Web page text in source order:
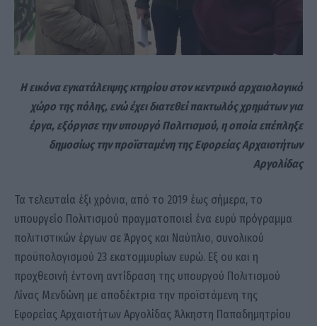
Η εικόνα εγκατάλειψης κτηρίου στον κεντρικό αρχαιολογικό
χώρο της πόλης, ενώ έχει διατεθεί πακτωλός χρημάτων για
έργα, εξόργισε την υπουργό Πολιτισμού, η οποία επέπληξε
δημοσίως την προϊσταμένη της Εφορείας Αρχαιοτήτων
Αργολίδας
Τα τελευταία έξι χρόνια, από το 2019 έως σήμερα, το
υπουργείο Πολιτισμού πραγματοποιεί ένα ευρύ πρόγραμμα
πολιτιστικών έργων σε Άργος και Ναύπλιο, συνολικού
προϋπολογισμού 23 εκατομμυρίων ευρώ. Εξ ου και η
προχθεσινή έντονη αντίδραση της υπουργού Πολιτισμού
Λίνας Μενδώνη με αποδέκτρια την προϊστάμενη της
Εφορείας Αρχαιοτήτων Αργολίδας Άλκηστη Παπαδημητρίου